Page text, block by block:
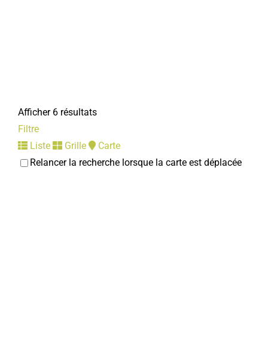
Afficher 6 résultats
Filtre
Liste
Grille
Carte
Relancer la recherche lorsque la carte est déplacée